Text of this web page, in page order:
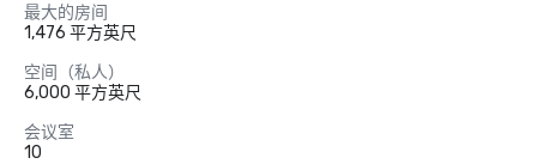
最大的房间
1,476 平方英尺
空间（私人）
6,000 平方英尺
会议室
10